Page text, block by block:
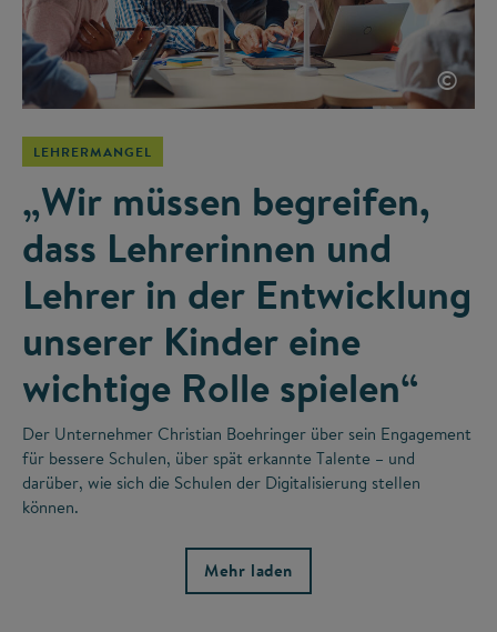
©
LEHRERMANGEL
„Wir müssen begreifen,
dass Lehrerinnen und
Lehrer in der Entwicklung
unserer Kinder eine
wichtige Rolle spielen“
Der Unternehmer Christian Boehringer über sein Engagement
für bessere Schulen, über spät erkannte Talente – und
darüber, wie sich die Schulen der Digitalisierung stellen
können.
Mehr laden